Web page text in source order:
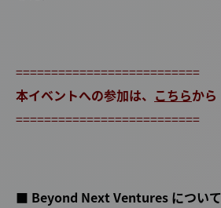
==========================
本イベントへの参加は、 こちらから
==========================
■ Beyond Next Ventures について